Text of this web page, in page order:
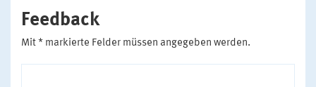
Feedback
Mit * markierte Felder müssen angegeben werden.